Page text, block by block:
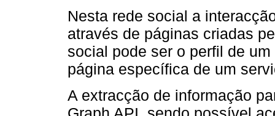
Nesta rede social a
através de páginas criadas
social pode ser o perfil de
página específica de um
A extracção de informação